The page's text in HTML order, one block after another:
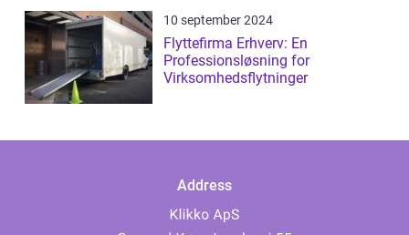
10 september 2024
Flyttefirma Erhverv: En
Professionsløsning for
Virksomhedsflytninger
Address